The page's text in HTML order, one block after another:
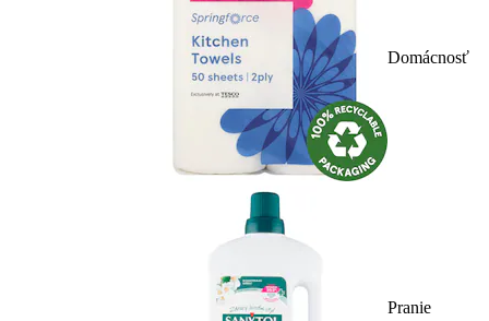
Domácnosť
Pranie